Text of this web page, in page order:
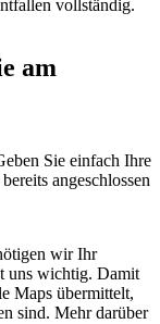
vollständig.
am
Sie einfach Ihre
angeschlossen
wir Ihr
uns wichtig. Damit
Maps übermittelt,
sind. Mehr darüber